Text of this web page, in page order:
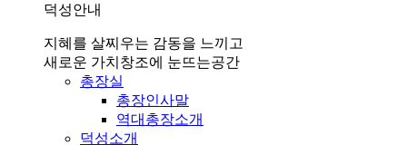
덕성안내
지혜를 살찌우는 감동을 느끼고
새로운 가치창조에 눈뜨는공간
총장실
총장인사말
역대총장소개
덕성소개